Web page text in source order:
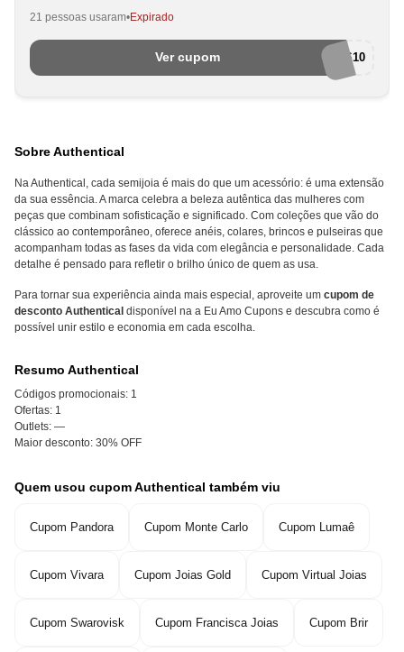
21 pessoas usaram Expirado
Ver cupom JOIAS10
Sobre Authentical
Na Authentical, cada semijoia é mais do que um acessório: é uma extensão
da sua essência. A marca celebra a beleza autêntica das mulheres com
peças que combinam sofisticação e significado. Com coleções que vão do
clássico ao contemporâneo, oferece anéis, colares, brincos e pulseiras que
acompanham todas as fases da vida com elegância e personalidade. Cada
detalhe é pensado para refletir o brilho único de quem as usa.
Para tornar sua experiência ainda mais especial, aproveite um cupom de
desconto Authentical disponível na a Eu Amo Cupons e descubra como é
possível unir estilo e economia em cada escolha.
Resumo Authentical
Códigos promocionais: 1
Ofertas: 1
Outlets: —
Maior desconto: 30% OFF
Quem usou cupom Authentical também viu
Cupom Pandora Cupom Monte Carlo Cupom Lumaê
Cupom Vivara Cupom Joias Gold Cupom Virtual Joias
Cupom Swarovisk Cupom Francisca Joias Cupom Brir